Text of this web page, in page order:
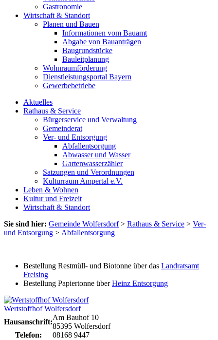
Gastronomie
Wirtschaft & Standort
Planen und Bauen
Informationen vom Bauamt
Abgabe von Bauanträgen
Baugrundstücke
Bauleitplanung
Wohnraumförderung
Dienstleistungsportal Bayern
Gewerbebetriebe
Aktuelles
Rathaus & Service
Bürgerservice und Verwaltung
Gemeinderat
Ver- und Entsorgung
Abfallentsorgung
Abwasser und Wasser
Gartenwasserzähler
Satzungen und Verordnungen
Kulturraum Ampertal e.V.
Leben & Wohnen
Kultur und Freizeit
Wirtschaft & Standort
Sie sind hier: Gemeinde Wolfersdorf> Rathaus & Service > Ver-
und Entsorgung > Abfallentsorgung
Bestellung Restmüll- und Biotonne über das Landratsamt
Freising
Bestellung Papiertonne überHeinz Entsorgung
Wertstoffhof Wolfersdorf
Hausanschrift:
Am Bauhof 10
85395 Wolfersdorf
Telefon:
08168 9447